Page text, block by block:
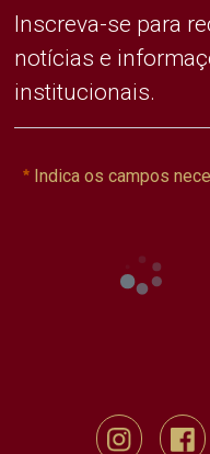
Inscreva-se para
notícias e
institucionais.
Indica os campos